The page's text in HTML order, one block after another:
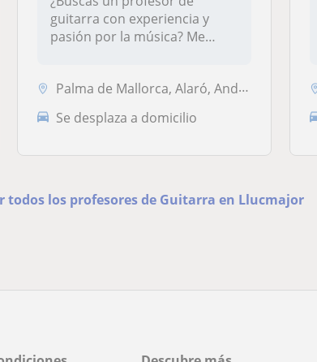
guitarra con experiencia y
pasión por la música? Me
Palma de Mallorca, Alaró, Andratx, Calvià, Deyá, Sóller
Se desplaza a domicilio
todos los profesores de Guitarra en Llucmajor